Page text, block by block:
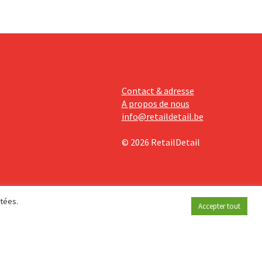
Contact & adresse
A propos de nous
info@retaildetail.be
© 2026 RetailDetail
Accepter tout